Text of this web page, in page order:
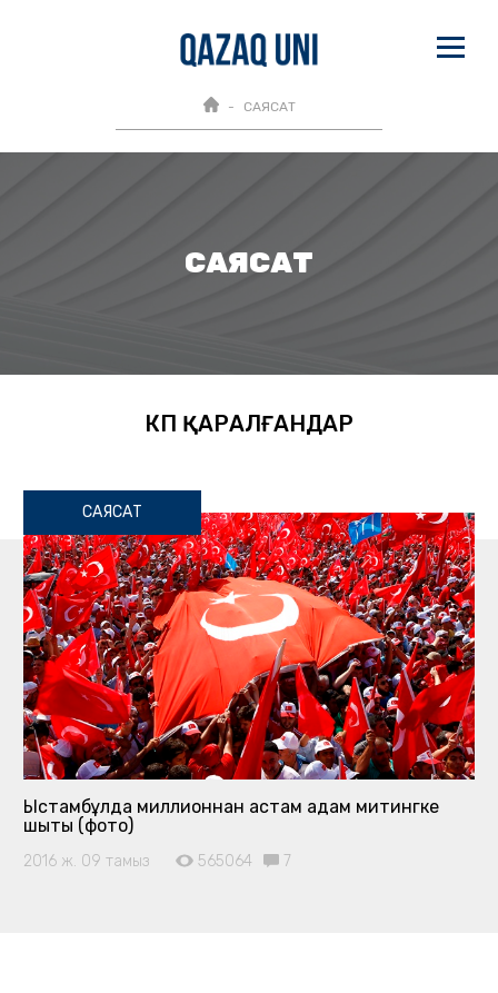
САЯСАТ
САЯСАТ
КӨП ҚАРАЛҒАНДАР
САЯСАТ
Ыстамбұлда миллионнан астам адам митингке
шықты (фото)
2016 ж. 09 тамыз 565064 7